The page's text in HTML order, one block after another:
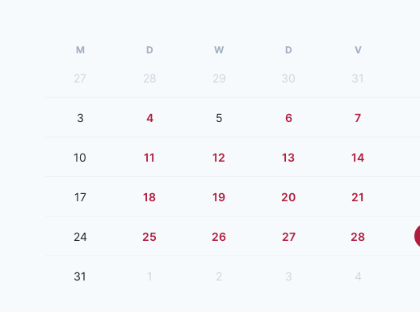
M D W D V
27 28 29 30 31
3 4 5 6 7
10 11 12 13 14
17 18 19 20 21
24 25 26 27 28
31 1 2 3 4